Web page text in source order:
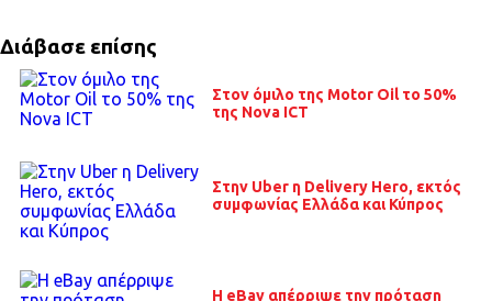
Διάβασε επίσης
Στον όμιλο της Motor Oil το 50%
της Nova ICT
Στην Uber η Delivery Hero, εκτός
συμφωνίας Ελλάδα και Κύπρος
H eBay απέρριψε την πρόταση